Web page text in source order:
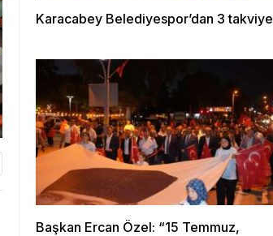
Karacabey Belediyespor’dan 3 takviye
Başkan Ercan Özel: “15 Temmuz,